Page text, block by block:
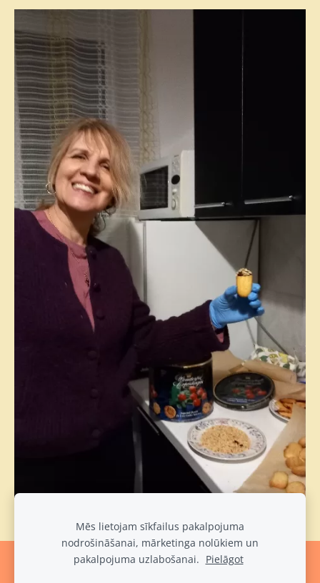
Sīkdatnes
Mēs lietojam sīkfailus pakalpojuma
nodrošināšanai, mārketinga nolūkiem un
pakalpojuma uzlabošanai. Pielāgot